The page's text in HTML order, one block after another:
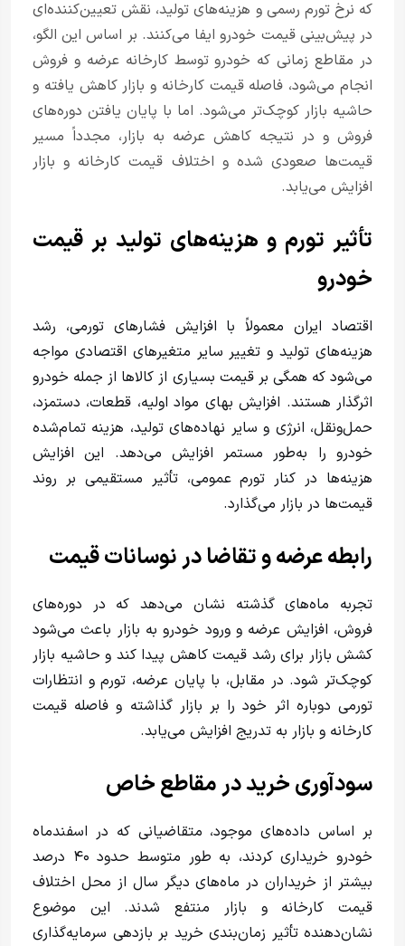
که نرخ تورم رسمی و هزینه‌های تولید، نقش تعیین‌کننده‌ای
در پیش‌بینی قیمت خودرو ایفا می‌کنند. بر اساس این الگو،
در مقاطع زمانی که خودرو توسط کارخانه عرضه و فروش
انجام می‌شود، فاصله قیمت کارخانه و بازار کاهش یافته و
حاشیه بازار کوچک‌تر می‌شود. اما با پایان یافتن دوره‌های
فروش و در نتیجه کاهش عرضه به بازار، مجدداً مسیر
قیمت‌ها صعودی شده و اختلاف قیمت کارخانه و بازار
افزایش می‌یابد.
تأثیر تورم و هزینه‌های تولید بر قیمت
خودرو
اقتصاد ایران معمولاً با افزایش فشارهای تورمی، رشد
هزینه‌های تولید و تغییر سایر متغیرهای اقتصادی مواجه
می‌شود که همگی بر قیمت بسیاری از کالاها از جمله خودرو
اثرگذار هستند. افزایش بهای مواد اولیه، قطعات، دستمزد،
حمل‌ونقل، انرژی و سایر نهاده‌های تولید، هزینه تمام‌شده
خودرو را به‌طور مستمر افزایش می‌دهد. این افزایش
هزینه‌ها در کنار تورم عمومی، تأثیر مستقیمی بر روند
قیمت‌ها در بازار می‌گذارد.
رابطه عرضه و تقاضا در نوسانات قیمت
تجربه ماه‌های گذشته نشان می‌دهد که در دوره‌های
فروش، افزایش عرضه و ورود خودرو به بازار باعث می‌شود
کشش بازار برای رشد قیمت کاهش پیدا کند و حاشیه بازار
کوچک‌تر شود. در مقابل، با پایان عرضه، تورم و انتظارات
تورمی دوباره اثر خود را بر بازار گذاشته و فاصله قیمت
کارخانه و بازار به تدریج افزایش می‌یابد.
سودآوری خرید در مقاطع خاص
بر اساس داده‌های موجود، متقاضیانی که در اسفندماه
خودرو خریداری کردند، به طور متوسط حدود ۴۰ درصد
بیشتر از خریداران در ماه‌های دیگر سال از محل اختلاف
قیمت کارخانه و بازار منتفع شدند. این موضوع
نشان‌دهنده تأثیر زمان‌بندی خرید بر بازدهی سرمایه‌گذاری